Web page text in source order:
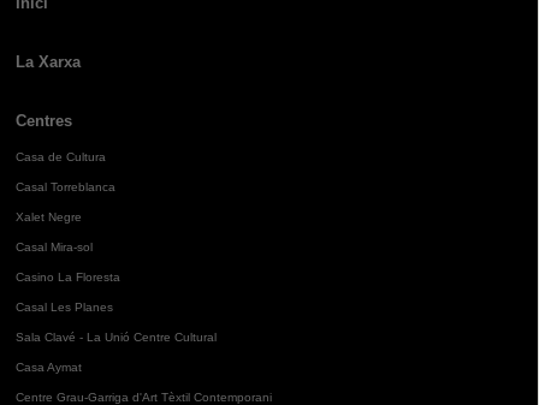
La Xarxa
Centres
Casa de Cultura
Casal Torreblanca
Xalet Negre
Casal Mira-sol
Casino La Floresta
Casal Les Planes
Sala Clavé - La Unió Centre Cultural
Casa Aymat
Centre Grau-Garriga d'Art Tèxtil Contemporani